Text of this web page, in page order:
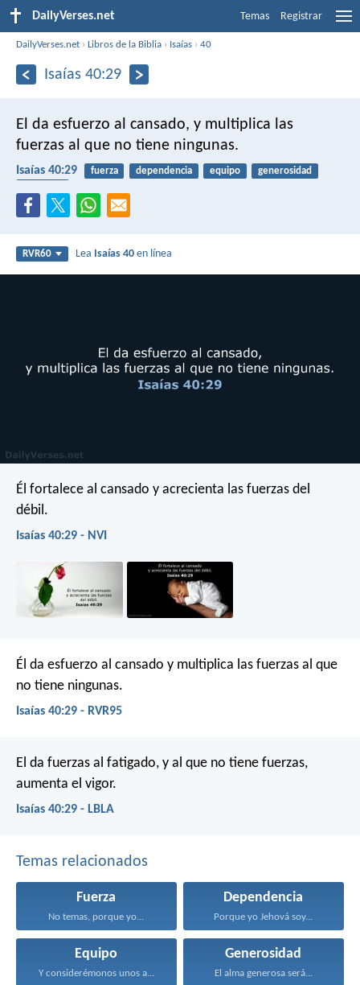
DailyVerses.net Temas Registrar
DailyVerses.net ›Libros de la Biblia › Isaías ›40
Isaías 40:29
El da esfuerzo al cansado, y multiplica las
fuerzas al que no tiene ningunas.
Isaías 40:29 fuerza dependencia equipo
generosidad
RVR60 Lea Isaías 40 en línea
Él fortalece al cansado y acrecienta las fuerzas del
débil.
Isaías 40:29 - NVI
Él da esfuerzo al cansado y multiplica las fuerzas al que
no tiene ningunas.
Isaías 40:29 - RVR95
El da fuerzas al fatigado, y al que no tiene fuerzas,
aumenta el vigor.
Isaías 40:29 - LBLA
Temas relacionados
Fuerza
No temas, porque yo...
Dependencia
Porque yo Jehová soy...
Equipo
Y considerémonos unos a...
Generosidad
El alma generosa será...